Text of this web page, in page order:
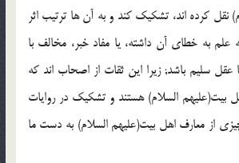
نقل كرده اند، تشكيك كند و به آن ها ترتيب اثر
به خطاى آن داشته، يا مفاد خبر، مخالف با
سليم باشد; زيرا اين ثقات از اصحاب اند كه
السلام) هستند و تشكيك در روايات
از معارف اهل بيت(عليهم السلام) به دست ما